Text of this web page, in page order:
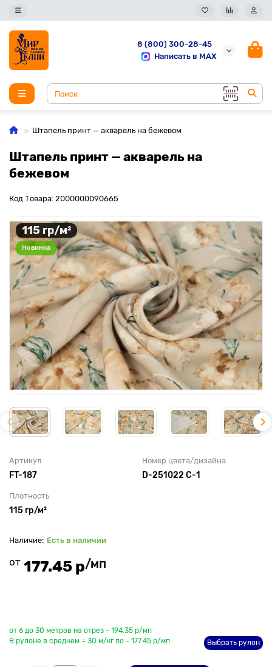
8 (800) 300-28-45
Написать в MAX
Штапель принт — акварель на бежевом
Штапель принт — акварель на
бежевом
Код Товара: 2000000090665
115 гр/м²
Новинка
Артикул
FT-187
Номер цвета/дизайна
D-251022 C-1
Плотность
115 гр/м²
Есть в наличии
от 177.45 р/мп
от 6 до 30 метров на отрез - 194.35 р/мп
В рулоне в среднем = 30 м/кг по - 177.45 р/мп
Выбрать рулон